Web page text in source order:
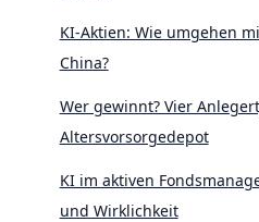
KI-Aktien: Wie umgehen
China?
Wer gewinnt? Vier
Altersvorsorgedepot
KI im aktiven
und Wirklichkeit